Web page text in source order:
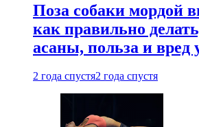
Поза собаки мордой
как правильно
асаны, польза и вред
2 года спустя2 года спустя